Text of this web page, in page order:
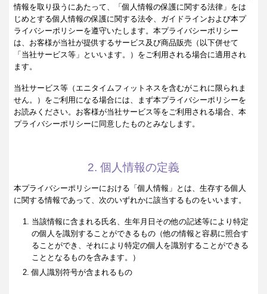
情報を取り扱うにあたって、「個人情報の保護に関する法律」をは
じめとする個人情報の保護に関する法令、ガイドラインおよび本プ
ライバシーポリシーを遵守いたします。本プライバシーポリシー
は、お客様が当社が提供するサービス及び商品販売（以下併せて
「当社サービス等」といいます。）をご利用される場合に適用され
ます。
当社サービス等（エニタイムフィットネスを含むがこれに限られま
せん。）をご利用になる場合には、まず本プライバシーポリシーを
お読みください。お客様が当社サービス等をご利用される場合、本
プライバシーポリシーに同意したものとみなします。
2. 個人情報の定義
本プライバシーポリシーにおける「個人情報」とは、生存する個人
に関する情報であって、次のいずれかに該当するものをいいます。
当該情報に含まれる氏名、生年月日その他の記述等により特定
の個人を識別することができるもの（他の情報と容易に照合す
ることができ、それにより特定の個人を識別することができる
こととなるものを含みます。）
個人識別符号が含まれるもの